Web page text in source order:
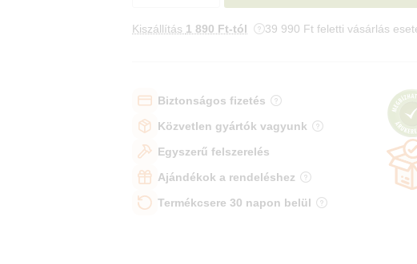
Kiszállítás 1 890 Ft-tól 39 990 Ft feletti vásárlás
Biztonságos fizetés
Közvetlen gyártók vagyunk
Egyszerű felszerelés
Ajándékok a rendeléshez
Termékcsere 30 napon belül